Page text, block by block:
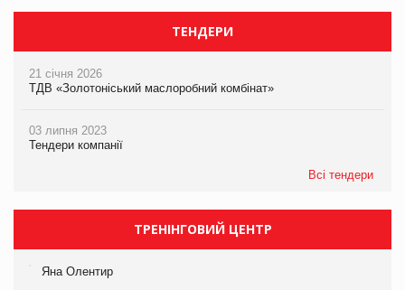
ТЕНДЕРИ
21 січня 2026
ТДВ «Золотоніський маслоробний комбінат»
03 липня 2023
Тендери компанії
Всі тендери
ТРЕНІНГОВИЙ ЦЕНТР
Яна Олентир